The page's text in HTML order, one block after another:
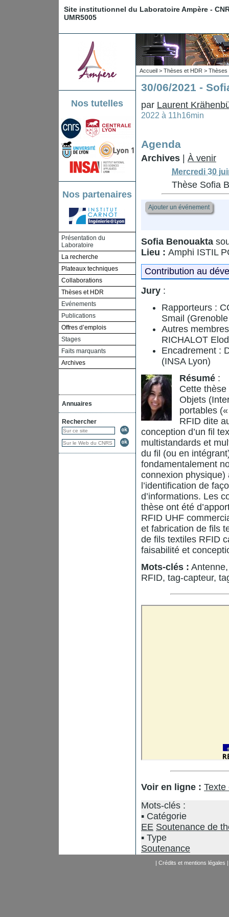
Site institutionnel du Laboratoire Ampère -
UMR5005
Nos tutelles
Nos partenaires
Présentation du
Laboratoire
La recherche
Plateaux techniques
Collaborations
Thèses et HDR
Evénements
Publications
Offres d’emplois
Stages
Faits marquants
Archives
Annuaires
Rechercher
Accueil > Thèses et HDR > Thèses
30/06/2021 -
par Laurent
2022 à 11h16min
Agenda
Archives À venir
Mercredi 30
Thèse Sofia
Ajouter un événement
Sofia Benouakta
Lieu : Amphi ISTIL
Contribution au
Jury :
Rapporteurs :
Smail
Autres
RICHALOT
Encadrement :
(INSA Lyon)
Résumé :
Cette thèse
Objets
portables
RFID dite
conception d’un fil
multistandards et
du fil (ou en
fondamentalement
connexion
l’identification de
d’informations. Les
thèse ont été
RFID UHF
et fabrication de fils
de fils textiles RFID
faisabilité et
Mots-clés :
RFID, tag-capteur,
Voir en ligne : Texte
Mots-clés :
Catégorie
EE Soutenance de
Type
Soutenance
| Crédits et mentions légales